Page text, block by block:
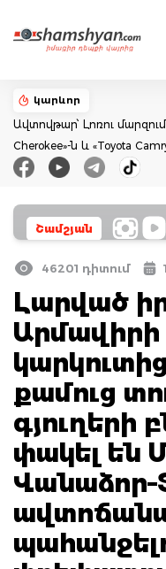
կարևոր
Ավտովթար՝ Լոռու
Cherokee»-ն և «Toyota
Շամշյան
46201 դիտում
Լարված
Արմավիրի
քամուց
գյուղերի
փակել են